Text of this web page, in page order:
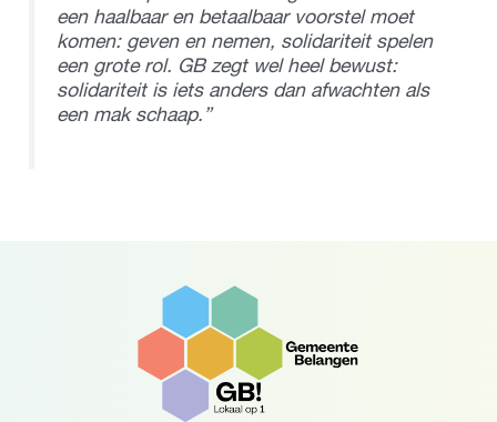
een haalbaar en betaalbaar voorstel moet
komen: geven en nemen, solidariteit spelen
een grote rol. GB zegt wel heel bewust:
solidariteit is iets anders dan afwachten als
een mak schaap.”